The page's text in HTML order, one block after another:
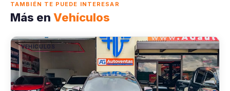
TAMBIÉN TE PUEDE INTERESAR
Más en Vehículos
VEHÍCULOS